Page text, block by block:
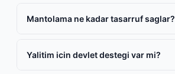
Mantolama ne kadar tasarruf saglar?
Yalitim icin devlet destegi var mi?